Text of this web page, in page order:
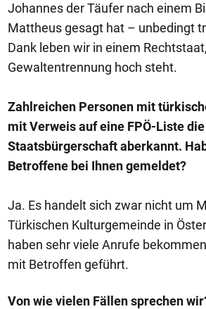
Johannes der Täufer nach einem
Mattheus gesagt hat – unbedingt
Dank leben wir in einem
Gewaltentrennung hoch steht.
Zahlreichen Personen mit
mit Verweis auf eine FPÖ-Liste
Staatsbürgerschaft aberkannt.
Betroffene bei Ihnen gemeldet?
Ja. Es handelt sich zwar nicht um
Türkischen Kulturgemeinde in
haben sehr viele Anrufe
mit Betroffen geführt.
Von wie vielen Fällen sprechen